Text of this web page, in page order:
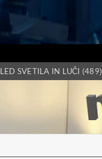
LED SVETILA IN LUČI (489)